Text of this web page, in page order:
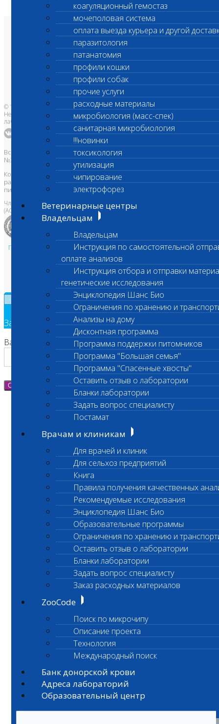
коагуляционный гемостаз
мочеполовая система
оплата выезда курьера и другой
паразитология
патанатомия
профили кошки
профили собак
прочие услуги
расходные материалы
микробиология (масс-спек)
санитарная микробиология
!!!новинки
токсикология
утилизация
чипирование
электрофорез
Ветеринарные центры
Владельцам
Владельцам
Инструкция по самостоятельной
оплате анализов
Инструкция отбора и отправки
генетические исследования
Энциклопедия Шанс Био
Ограничения по хранению и
Анализы на дому
Дисконтная программа
Программа поддержки питомников
Программа "Большая семья"
Программа "Спасенные хвосты"
Оставить отзыв о лаборатории
Бланки лаборатории
Задать вопрос специалисту
Постамат
Врачам и клиникам
Для врачей и клиник
Для сельхоз предприятий
Книга
Правила получения качественных
Рекомендуемые исследования
Энциклопедия Шанс Био
Образовательные программы
Ограничения по хранению и
Оставить отзыв о лаборатории
Бланки лаборатории
Задать вопрос специалисту
Заказ расходных материалов
ZooCode
Поиск по микрочипу
Описание проекта
Технология
Международный поиск
Банк донорской крови
Адреса лабораторий
Образовательный центр
О лаборатории
Анализы и цены
Ветеринарные центры
Владельцам
Врачам и клиникам
Бланки лаборатории
Банк донорской крови
Адреса лабораторий
© 1996-2026
Независимая ветеринарная
лаборатория Шанс Био
Все права защищены и охраняются законом. Товарный знак
№395740 от 2008 г. ООО "ШАНС БИО"
Копирование, тиражирование, а также использование материалов,
размещенных на сайтеwww.vetlab.ruвозможно только с
письменного разрешения Правообладателя
Член Национальной ветеринарной палаты
(АСРО НВП)
Политика в области персональных данных и конфиденциальности
Пользовательское соглашение
Техническая поддержка
Заявка на обратный звонок
Ваш номер телефона
Отправить